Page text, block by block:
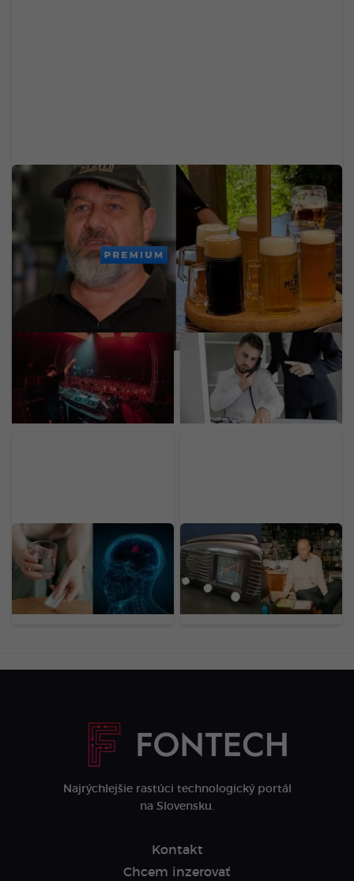
Po 10 rokoch končia s varením piva: Bratia
predávajú obľúbený pivovar a reštaurácie na
PREMIUM
Lovestream už nie je len
o hudbe. Prináša zóny,
kde si oddýchneš,
doplníš energiu a na
chvíľu „vypneš“
Jedna z najväčších
slovenských bánk dnes
mala problémy. Výpadok
zasiahol platby a ďalšie
služby
ŠÚKL varuje pred
známymi liekmi. Môžu
zvyšovať riziko
zriedkavého nádoru,
užívajú ich tisíce
Sloveniek
Legendárne rádio z povál
má dnes vysokú cenu.
Kultový kúsok predáš za
desiatky eur
Najrýchlejšie rastúci technologický portál
na Slovensku.
Kontakt
Chcem inzerovať